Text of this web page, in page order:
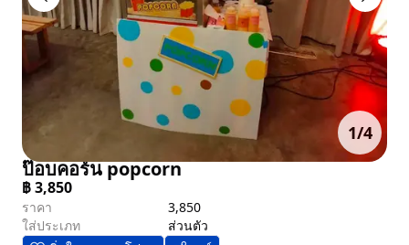
1/4
ป๊อบคอร์น popcorn
฿3,850
ราคา
3,850
ใส่ประเภท
ส่วนตัว